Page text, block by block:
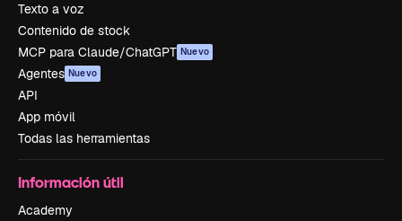
Texto a voz
Contenido de stock
MCP para Claude/ChatGPT Nuevo
Agentes Nuevo
API
App móvil
Todas las herramientas
Información útil
Academy